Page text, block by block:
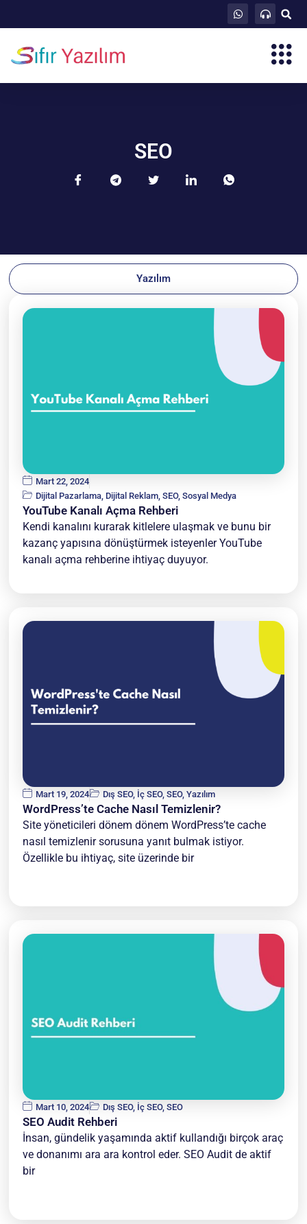
SEO
Yazılım
Mart 22, 2024
Dijital Pazarlama Dijital Reklam ,SEO,Sosyal Medya
YouTube Kanalı Açma Rehberi
Kendi kanalını kurarak kitlelere ulaşmak ve bunu bir
kazanç yapısına dönüştürmek isteyenler YouTube
kanalı açma rehberine ihtiyaç duyuyor.
Mart 19, 2024 Dış SEO, İç SEO,SEO,Yazılım
WordPress’te Cache Nasıl Temizlenir?
Site yöneticileri dönem dönem WordPress’te cache
nasıl temizlenir sorusuna yanıt bulmak istiyor.
Özellikle bu ihtiyaç, site üzerinde bir
Mart 10, 2024 Dış SEO, İç SEO,SEO
SEO Audit Rehberi
İnsan, gündelik yaşamında aktif kullandığı birçok araç
ve donanımı ara ara kontrol eder. SEO Audit de aktif
bir